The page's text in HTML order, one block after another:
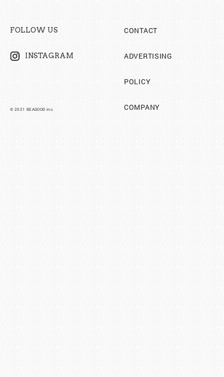
FOLLOW US
INSTAGRAM
CONTACT
ADVERTISING
POLICY
COMPANY
©︎ 2021 BEAGOOD inc.